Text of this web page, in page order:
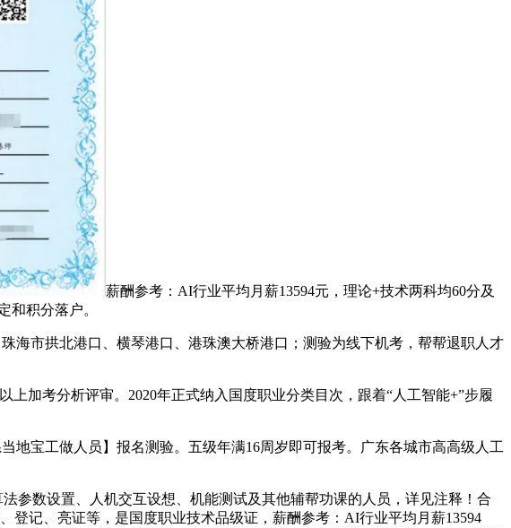
薪酬参考：AI行业平均月薪13594元，理论+技术两科均60分及
和积分落户。
市拱北港口、横琴港口、港珠澳大桥港口；测验为线下机考，帮帮退职人才
加考分析评审。2020年正式纳入国度职业分类目次，跟着“人工智能+”步履
宝工做人员】报名测验。五级年满16周岁即可报考。广东各城市高高级人工
数设置、人机交互设想、机能测试及其他辅帮功课的人员，详见注释！合
登记、亮证等，是国度职业技术品级证，薪酬参考：AI行业平均月薪13594